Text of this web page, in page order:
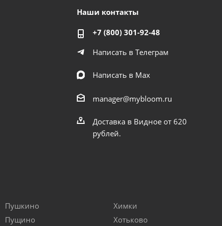
Наши контакты
+7 (800) 301-92-48
Написать в Телеграм
Написать в Мах
manager@mybloom.ru
Доставка в Видное от 620
рублей.
Пушкино
Пущино
Химки
Хотьково